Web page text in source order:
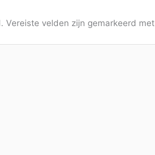
Vereiste velden zijn gemarkeerd met